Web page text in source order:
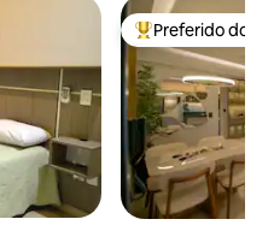
hóspedes Entre os
Preferido dos